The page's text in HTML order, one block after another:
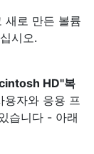
새로 만든 볼륨
시오.
HD"복
용자와 응용 프
습니다 - 아래